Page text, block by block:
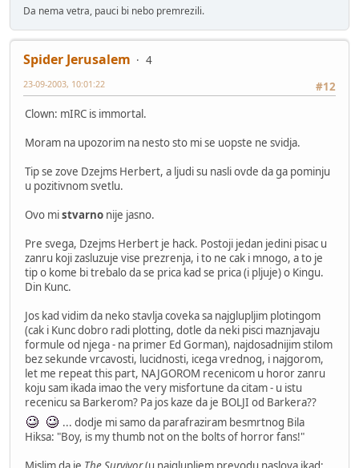
Da nema vetra, pauci bi nebo premrezili.
Spider Jerusalem
4
#12
23-09-2003, 10:01:22
Clown: mIRC is immortal.
Moram na upozorim na nesto sto mi se uopste ne svidja.
Tip se zove Dzejms Herbert, a ljudi su nasli ovde da ga pominju
u pozitivnom svetlu.
Ovo mistvarno nije jasno.
Pre svega, Dzejms Herbert je hack. Postoji jedan jedini pisac u
zanru koji zasluzuje vise prezrenja, i to ne cak i mnogo, a to je
tip o kome bi trebalo da se prica kad se prica (i pljuje) o Kingu.
Din Kunc.
Jos kad vidim da neko stavlja coveka sa najglupljim plotingom
(cak i Kunc dobro radi plotting, dotle da neki pisci maznjavaju
formule od njega - na primer Ed Gorman), najdosadnijim stilom
bez sekunde vrcavosti, lucidnosti, icega vrednog, i najgorom,
let me repeat this part, NAJGOROM recenicom u horor zanru
koju sam ikada imao the very misfortune da citam - u istu
recenicu sa Barkerom? Pa jos kaze da je BOLJI od Barkera??
... dodje mi samo da parafraziram besmrtnog Bila
Hiksa: "Boy, is my thumb not on the bolts of horror fans!"